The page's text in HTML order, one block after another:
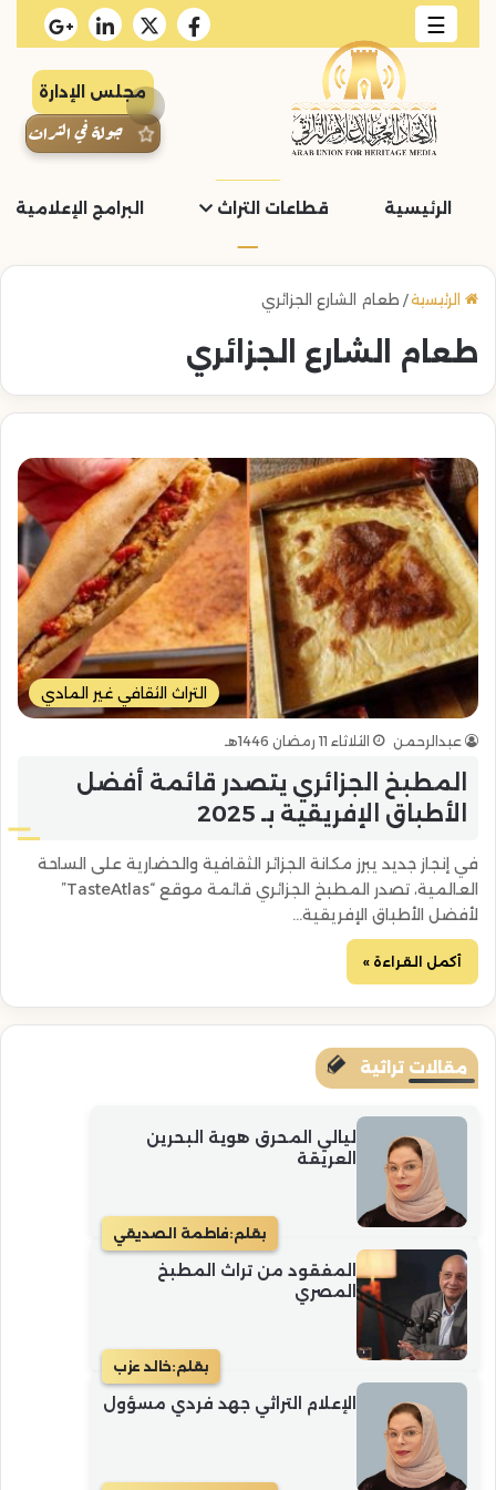
☰
مجلس الإدارة
جولة في التراث
الرئيسية قطاعات التراث البرامج الإعلامية
الرئيسية/ طعام الشارع الجزائري
طعام الشارع الجزائري
التراث الثقافي غير المادي
عبدالرحمن الثلاثاء 11 رمضان 1446هـ
المطبخ الجزائري يتصدر قائمة أفضل
الأطباق الإفريقية بـ 2025
في إنجاز جديد يبرز مكانة الجزائر الثقافية والحضارية على الساحة
العالمية، تصدر المطبخ الجزائري قائمة موقع “TasteAtlas”
لأفضل الأطباق الإفريقية…
أكمل القراءة »
مقالات تراثية
ليالي المحرق هوية البحرين
العريقة
بقلم:فاطمة الصديقي
المفقود من تراث المطبخ
المصري
بقلم:خالد عزب
الإعلام التراثي جهد فردي مسؤول